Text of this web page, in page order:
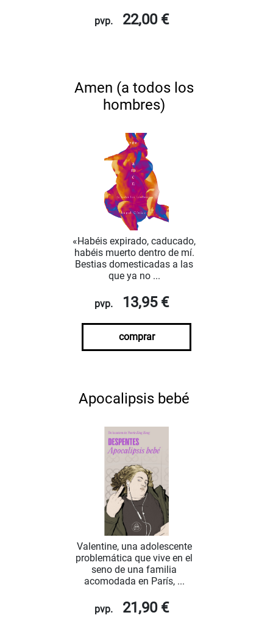
pvp. 22,00 €
Amen (a todos los
hombres)
«Habéis expirado, caducado,
habéis muerto dentro de mí.
Bestias domesticadas a las
que ya no ...
pvp. 13,95 €
comprar
Apocalipsis bebé
Valentine, una adolescente
problemática que vive en el
seno de una familia
acomodada en París, ...
pvp. 21,90 €